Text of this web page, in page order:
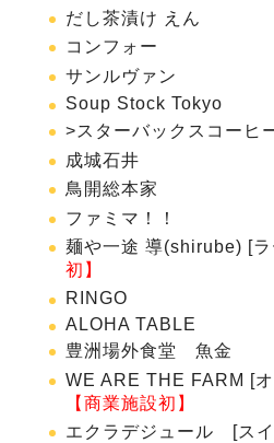
だし茶漬け えん
コンフォー
サンルヴァン
Soup Stock Tokyo
>スターバックスコーヒ
成城石井
鳥開総本家
ファミマ！！
麺や一途 導(shirube) [ラ
初】
RINGO
ALOHA TABLE
豊洲場外食堂 魚金
WE ARE THE FARM [
【商業施設初】
エクラデジュール [ス